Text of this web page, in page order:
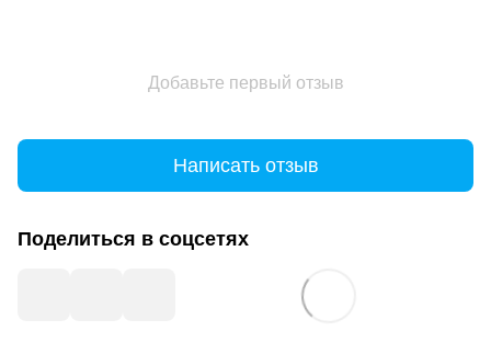
Добавьте первый отзыв
Написать отзыв
Поделиться в соцсетях